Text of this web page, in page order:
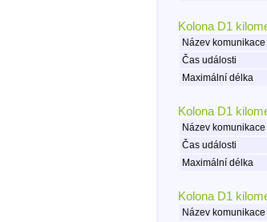
Kolona D1
Název komunikace
Čas události
Maximální délka
Kolona D1
Název komunikace
Čas události
Maximální délka
Kolona D1
Název komunikace